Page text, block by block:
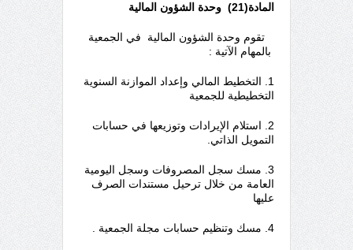
المادة(21) وحدة الشؤون المالية
تقوم وحدة الشؤون المالية في الجمعية
بالمهام الآتية :
1. التخطيط المالي وإعداد الموازنة السنوية
التخطيطية للجمعية
2. استلام الإيرادات وتوزيعها في حسابات
التمويل الذاتي.
3. مسك سجل المصروفات وسجل اليومية
العامة من خلال ترحيل مستندات الصرف
عليها
4. مسك وتنظيم حسابات مجلة الجمعية .